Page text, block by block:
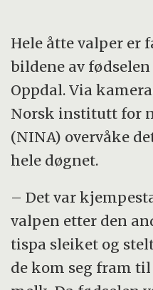
Hele åtte valper er
bildene av
Oppdal. Via
Norsk institutt for
(NINA) overvåke
hele døgnet.
– Det var
valpen etter den
tispa sleiket og
de kom seg fram